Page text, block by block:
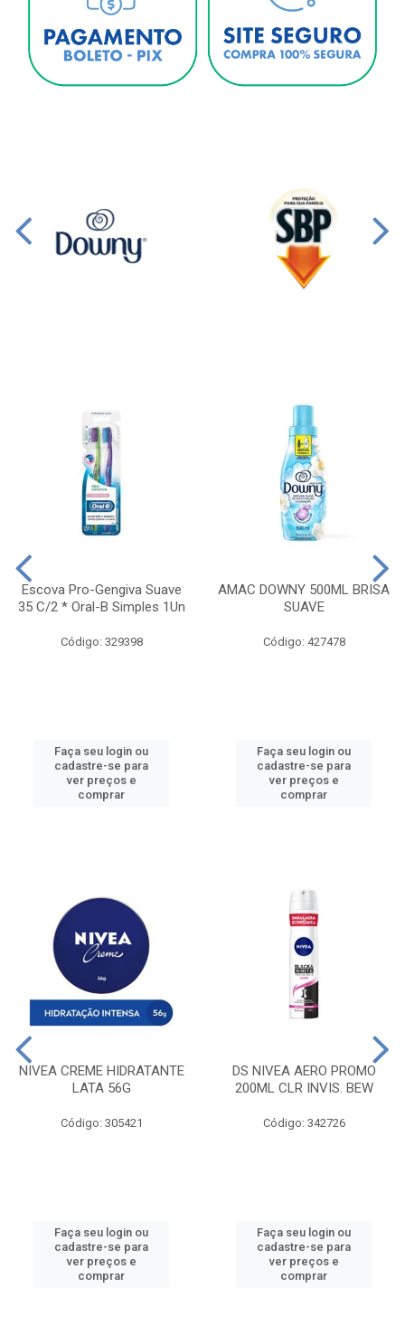
Escova Pro-Gengiva Suave
35 C/2 * Oral-B Simples 1Un
Código: 329398
Faça seu login ou
cadastre-se para
ver preços e
comprar
AMAC DOWNY 500ML BRISA
SUAVE
Código: 427478
Faça seu login ou
cadastre-se para
ver preços e
comprar
NIVEA CREME HIDRATANTE
LATA 56G
Código: 305421
Faça seu login ou
cadastre-se para
ver preços e
comprar
DS NIVEA AERO PROMO
200ML CLR INVIS. BEW
Código: 342726
Faça seu login ou
cadastre-se para
ver preços e
comprar